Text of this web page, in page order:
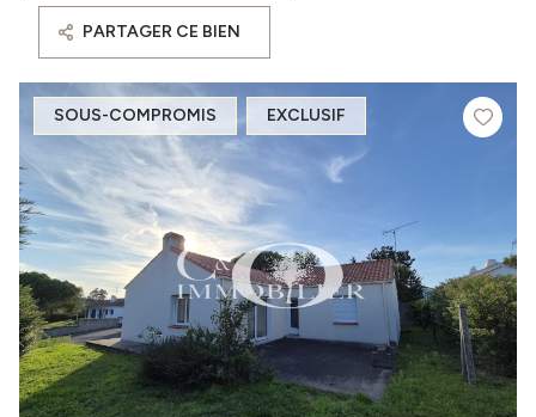
PARTAGER CE BIEN
SOUS-COMPROMIS EXCLUSIF